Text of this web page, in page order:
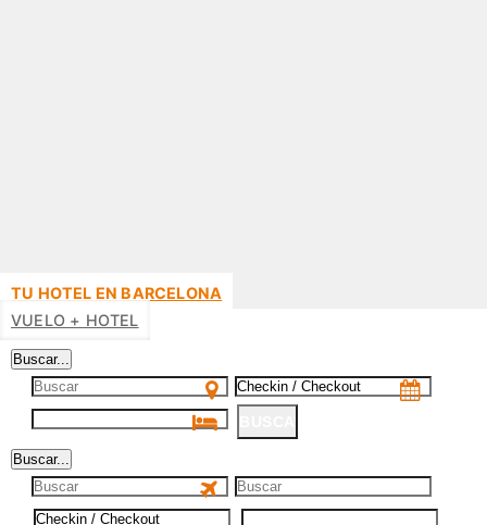
TU HOTEL EN BARCELONA
VUELO + HOTEL
Buscar...
Buscar...